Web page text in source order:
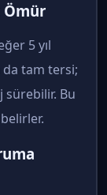
Ömür
5 yıl
da tam tersi;
Bu